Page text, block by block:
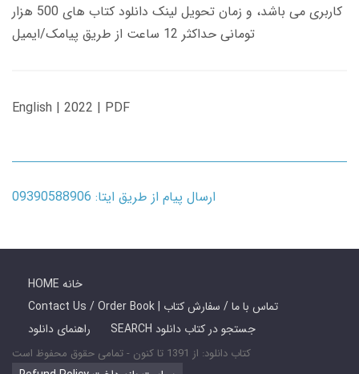
کاربری می باشد، و زمان تحویل لینک دانلود کتاب های 500 هزار
تومانی حداکثر 12 ساعت از طریق پیامک/ایمیل
English | 2022 | PDF
ارسال پیام از طریق ایتا: 09390588906
HOME خانه
Contact Us / Order Book | تماس با ما / سفارش کتاب
راهنمای دانلود
SEARCH جستجو در کتاب دانلود
کتاب دانلود: از 1391 تا کنون - تمامی حقوق محفوظ است